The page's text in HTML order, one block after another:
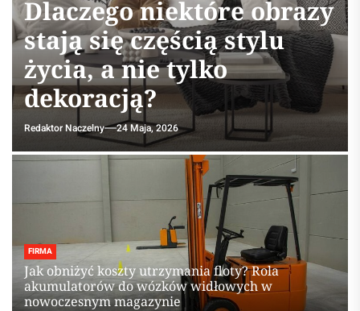
Dlaczego niektóre obrazy
stają się częścią stylu
życia, a nie tylko
dekoracją?
Redaktor Naczelny 24 Maja, 2026
FIRMA
Jak obniżyć koszty utrzymania floty? Rola
akumulatorów do wózków widłowych w
nowoczesnym magazynie